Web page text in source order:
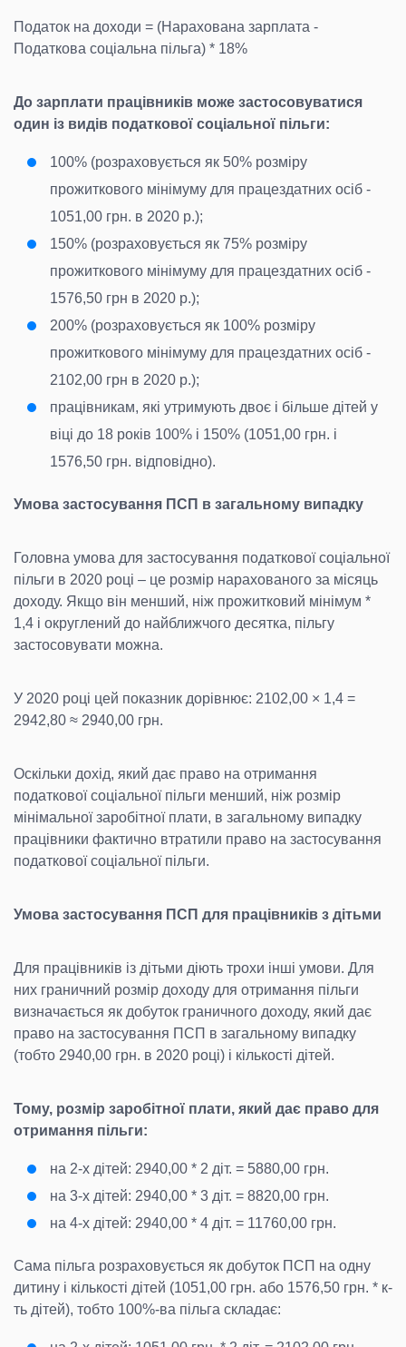
Податок на доходи = (Нарахована зарплата -
Податкова соціальна пільга) * 18%
До зарплати працівників може застосовуватися
один із видів податкової соціальної пільги:
100% (розраховується як 50% розміру
прожиткового мінімуму для працездатних осіб -
1051,00 грн. в 2020 р.);
150% (розраховується як 75% розміру
прожиткового мінімуму для працездатних осіб -
1576,50 грн в 2020 р.);
200% (розраховується як 100% розміру
прожиткового мінімуму для працездатних осіб -
2102,00 грн в 2020 р.);
працівникам, які утримують двоє і більше дітей у
віці до 18 років 100% і 150% (1051,00 грн. і
1576,50 грн. відповідно).
Умова застосування ПСП в загальному випадку
Головна умова для застосування податкової соціальної
пільги в 2020 році – це розмір нарахованого за місяць
доходу. Якщо він менший, ніж прожитковий мінімум *
1,4 і округлений до найближчого десятка, пільгу
застосовувати можна.
У 2020 році цей показник дорівнює: 2102,00 × 1,4 =
2942,80 ≈ 2940,00 грн.
Оскільки дохід, який дає право на отримання
податкової соціальної пільги менший, ніж розмір
мінімальної заробітної плати, в загальному випадку
працівники фактично втратили право на застосування
податкової соціальної пільги.
Умова застосування ПСП для працівників з дітьми
Для працівників із дітьми діють трохи інші умови. Для
них граничний розмір доходу для отримання пільги
визначається як добуток граничного доходу, який дає
право на застосування ПСП в загальному випадку
(тобто 2940,00 грн. в 2020 році) і кількості дітей.
Тому, розмір заробітної плати, який дає право для
отримання пільги:
на 2-х дітей: 2940,00 * 2 діт. = 5880,00 грн.
на 3-х дітей: 2940,00 * 3 діт. = 8820,00 грн.
на 4-х дітей: 2940,00 * 4 діт. = 11760,00 грн.
Сама пільга розраховується як добуток ПСП на одну
дитину і кількості дітей (1051,00 грн. або 1576,50 грн. * к-
ть дітей), тобто 100%-ва пільга складає: